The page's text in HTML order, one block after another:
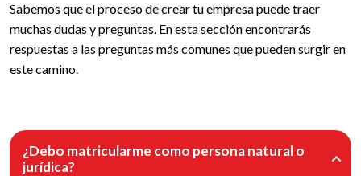
Sabemos que el proceso de crear tu empresa puede traer
muchas dudas y preguntas. En esta sección encontrarás
respuestas a las preguntas más comunes que pueden surgir en
este camino.
¿Debo matricularme como persona natural o
jurídica?